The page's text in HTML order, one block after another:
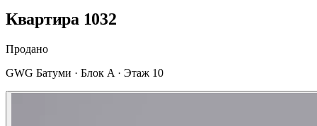
Квартира 1032
Продано
GWG Батуми · Блок A · Этаж 10